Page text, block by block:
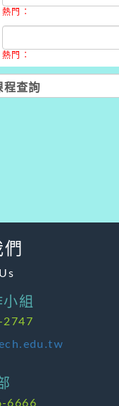
熱門：
熱門：
程查詢
組
2747
6666